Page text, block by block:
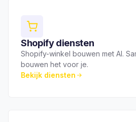
Shopify diensten
Shopify-winkel bouwen met AI.
bouwen het voor je.
Bekijk diensten